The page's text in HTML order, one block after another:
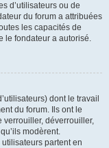
d’utilisateurs ou de
du forum a attribuées
les capacités de
le fondateur a autorisé.
dont le travail
du forum. Ils ont le
verrouiller, déverrouiller,
modèrent.
partent en